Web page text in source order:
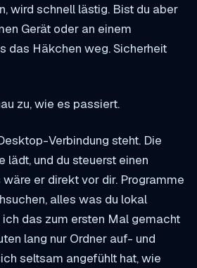
wird schnell lästig. Bist du aber
Gerät oder an einem
das Häkchen weg. Sicherheit
zu, wie es passiert.
Verbindung steht. Die
und du steuerst einen
wäre er direkt vor dir. Programme
alles was du lokal
das zum ersten Mal gemacht
lang nur Ordner auf- und
seltsam angefühlt hat, wie